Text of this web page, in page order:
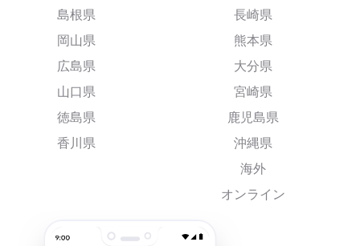
島根県
岡山県
広島県
山口県
徳島県
香川県
長崎県
熊本県
大分県
宮崎県
鹿児島県
沖縄県
海外
オンライン